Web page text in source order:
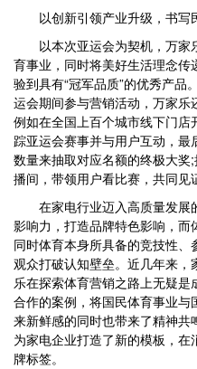
以创新引领产业升级，书写
以本次亚运会为契机，万家
育事业，同时将美好生活理念
验到具有“冠军品质”的优秀产品
运会期间参与营销活动，万家乐
例如在全国上百个城市线下门店
踪亚运会赛事并与用户互动，
数量来抽取对应名额的终极大
播间，带领用户看比赛，共同见
在家电行业迈入高质量发展
影响力，打造品牌特色影响，而
同时体育本身所具备的竞技性
观众打破认知壁垒。近几年来
乐在探索体育营销之路上无疑
合作的案例，将国民体育事业
来新鲜感的同时也带来了精神
为家电企业打造了新的模板，
牌标签。